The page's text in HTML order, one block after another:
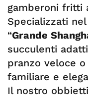
gamberoni fritti
Specializzati
“Grande
succulenti
pranzo veloce
familiare e
Il nostro